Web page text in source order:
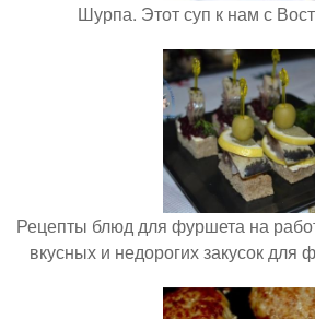
Шурпа. Этот суп к нам с
Рецепты блюд для фуршета на
вкусных и недорогих закусок для